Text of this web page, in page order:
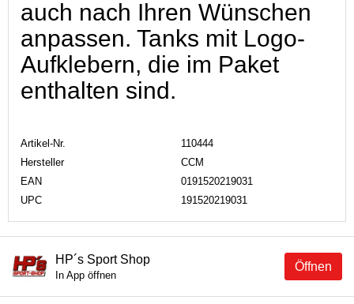
auch nach Ihren Wünschen
anpassen. Tanks mit Logo-
Aufklebern, die im Paket
enthalten sind.
Artikel-Nr.
110444
Hersteller
CCM
EAN
0191520219031
UPC
191520219031
Öffnen
HP´s Sport Shop
In App öffnen